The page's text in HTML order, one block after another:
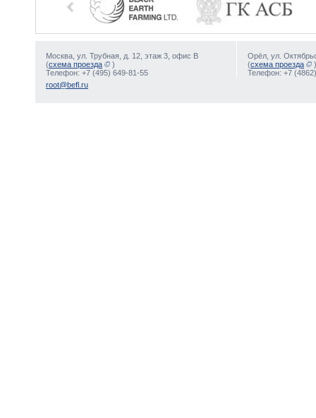
Москва, ул. Трубная, д. 12, этаж 3, офис В
(схема проезда
)
Телефон: +7 (495) 649-81-55
Орёл, ул.
(схема проезда
)
Телефон: +7
root@befl.ru